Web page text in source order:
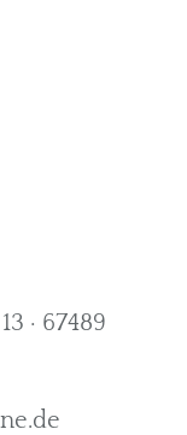
· 67489